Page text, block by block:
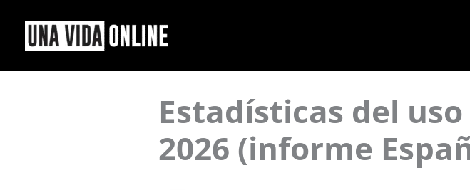
contenido
Estadísticas del
2026 (informe